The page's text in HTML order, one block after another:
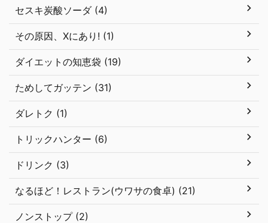
セスキ炭酸ソーダ (4)
その原因、Xにあり! (1)
ダイエットの知恵袋 (19)
ためしてガッテン (31)
ダレトク (1)
トリックハンター (6)
ドリンク (3)
なるほど！レストラン(ウワサの食卓) (21)
ノンストップ (2)